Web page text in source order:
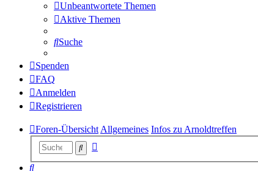
Unbeantwortete Themen
Aktive Themen
Suche
Spenden
FAQ
Anmelden
Registrieren
Foren-Übersicht Allgemeines Infos zu Arnoldtreffen
Suche
Suche